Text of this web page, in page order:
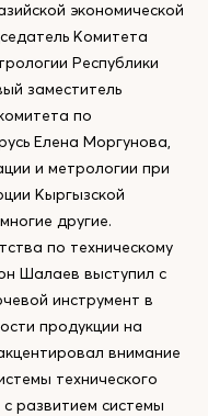
экономической
Комитета
Республики
заместитель
по
Елена Моргунова,
и метрологии при
Кыргызской
другие.
по техническому
Шалаев выступил с
инструмент в
продукции на
внимание
технического
развитием системы